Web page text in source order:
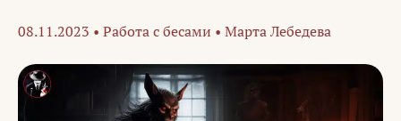
08.11.2023 • Работа с бесами • Марта Лебедева